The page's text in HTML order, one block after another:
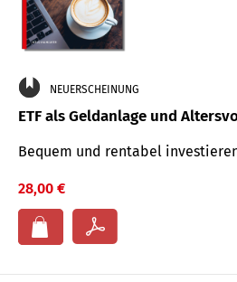
NEUERSCHEINUNG
ETF als Geldanlage und
Bequem und rentabel
28,00 €